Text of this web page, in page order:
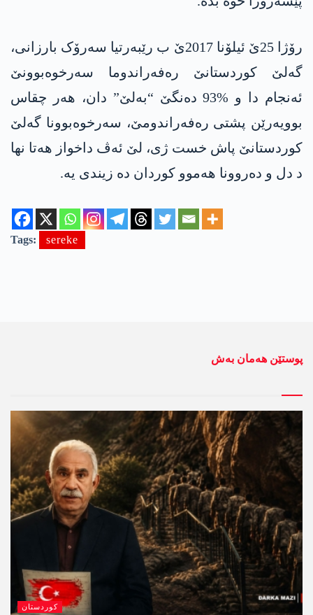
رۆژا 25ێ ئیلۆنا 2017ێ ب رێبەرتیا سەرۆک بارزانی،
گەلێ کوردستانێ رەفەراندوما سەرخوەبوونێ
ئەنجام دا و %93 دەنگێ “بەلێ” دان، هەر چقاس
بوویەرێن پشتی رەفەراندومێ، سەرخوەبوونا گەلێ
کوردستانێ پاش خست ژی، لێ ئەڤ داخواز هەتا نها
د دل و دەروونا هەموو کوردان دە زیندی یە.
Tags: sereke
پوستێن ھەمان بەش
کوردستان